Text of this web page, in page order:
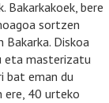
Bakarkakoek, bere
sortzen
Diskoa
eta masterizatu
bat eman du
ere, 40 urteko